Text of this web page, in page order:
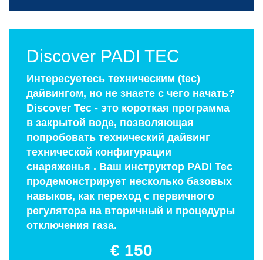
Discover PADI TEC
Интересуетесь техническим (tec)
дайвингом, но не знаете с чего начать?
Discover Tec - это короткая программа
в закрытой воде, позволяющая
попробовать технический дайвинг
технической конфигурации
снаряженья . Ваш инструктор PADI Tec
продемонстрирует несколько базовых
навыков, как переход с первичного
регулятора на вторичный и процедуры
отключения газа.
€ 150